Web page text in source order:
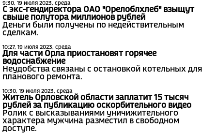
9:30, 19 июля 2023, среда
С экс-гендиректора ОАО "Орелоблхлеб" взыщут
свыше полутора миллионов рублей
Деньги были получены по недействительным
сделкам.
10:27, 19 июля 2023, среда
Для части Орла приостановят горячее
водоснабжение
Неудобства связаны с остановкой котельных для
планового ремонта.
10:30, 19 июля 2023, среда
Житель Орловской области заплатит 15 тысяч
рублей за публикацию оскорбительного видео
Ролик с высказываниями уничижительного
характера мужчина разместил в свободном
доступе.